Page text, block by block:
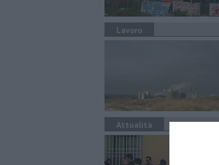
Lavoro
Attualità